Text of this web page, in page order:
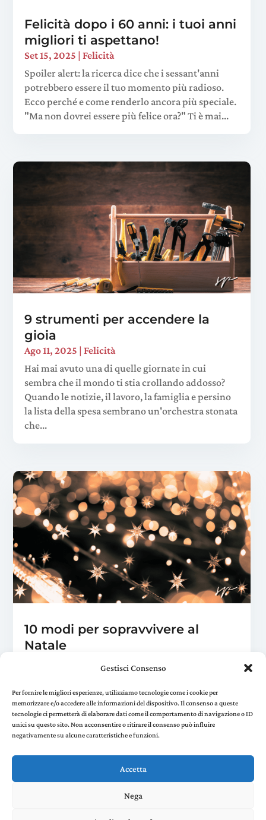
Gestisci Consenso
Per fornire le migliori esperienze, utilizziamo tecnologie come i cookie per
memorizzare e/o accedere alle informazioni del dispositivo. Il consenso a queste
tecnologie ci permetterà di elaborare dati come il comportamento di navigazione o ID
unici su questo sito. Non acconsentire o ritirare il consenso può influire
negativamente su alcune caratteristiche e funzioni.
Accetta
Nega
Felicità dopo i 60 anni: i tuoi anni
migliori ti aspettano!
Set 15, 2025 |Felicità
Spoiler alert: la ricerca dice che i sessant'anni
potrebbero essere il tuo momento più radioso.
Ecco perché e come renderlo ancora più speciale.
"Ma non dovrei essere più felice ora?" Ti è mai...
9 strumenti per accendere la
gioia
Ago 11, 2025 |Felicità
Hai mai avuto una di quelle giornate in cui
sembra che il mondo ti stia crollando addosso?
Quando le notizie, il lavoro, la famiglia e persino
la lista della spesa sembrano un'orchestra stonata
che...
10 modi per sopravvivere al
Natale
Natale, fanno l'albero alla fine di agosto e
volteggiano tintinnando fino al 25 dicembre e gli
altri. Stare insieme ad amici e parenti con...